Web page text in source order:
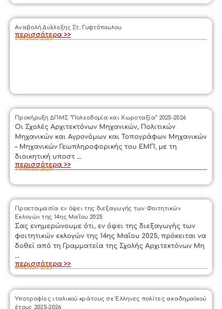
Αναβολή Διάλεξης Στ. Γυφτόπουλου
περισσότερα >>
7 Μαΐου 2025
Προκήρυξη ΔΠΜΣ “Πολεοδομία και Χωροταξία” 2025-2026
Οι Σχολές Αρχιτεκτόνων Μηχανικών, Πολιτικών
Μηχανικών και Αγρονόμων και Τοπογράφων Μηχανικών
– Μηχανικών Γεωπληροφορικής του ΕΜΠ, με τη
διοικητική υποστ ...
περισσότερα >>
7 Μαΐου 2025
Προετοιμασία εν όψει της διεξαγωγής των Φοιτητικών
Εκλογών της 14ης Μαΐου 2025
Σας ενημερώνουμε ότι, εν όψει της διεξαγωγής των
φοιτητικών εκλογών της 14ης Μαΐου 2025, πρόκειται να
δοθεί από τη Γραμματεία της Σχολής Αρχιτεκτόνων Μη
...
περισσότερα >>
6 Μαΐου 2025
Υποτροφίες ιταλικού κράτους σε Έλληνες πολίτες ακαδημαϊκού
έτους 2025-2026